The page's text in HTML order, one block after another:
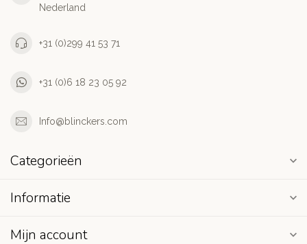
Nederland
+31 (0)299 41 53 71
+31 (0)6 18 23 05 92
Info@blinckers.com
Categorieën
Informatie
Mijn account